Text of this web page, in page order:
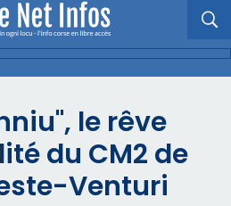
le rêve
du CM2 de
Venturi